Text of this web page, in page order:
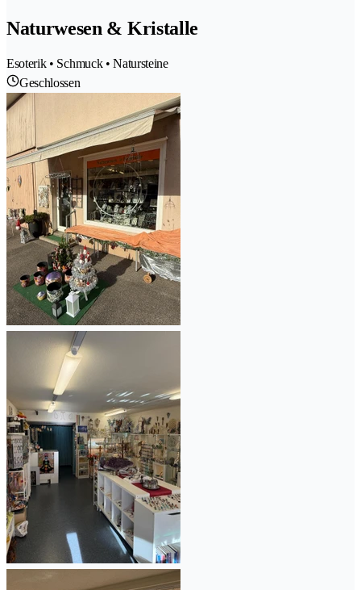
Naturwesen & Kristalle
Esoterik • Schmuck • Natursteine
Geschlossen